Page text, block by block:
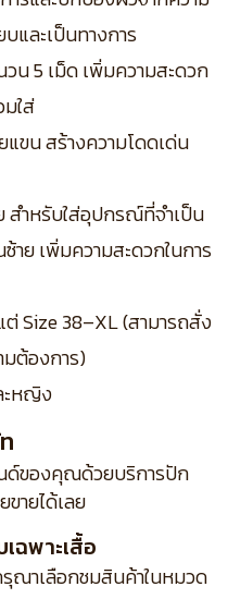
และเป็นทางการ
น 5 เม็ด เพิ่มความสะดวก
ใส่
ขน สร้างความโดดเด่น
สำหรับใส่อุปกรณ์ที่จำเป็น
ย เพิ่มความสะดวกในการ
Size 38–XL (สามารถสั่ง
ต้องการ)
ะหญิง
ด์ของคุณด้วยบริการปัก
ายได้เลย
ฉพาะเสื้อ
ณาเลือกชมสินค้าในหมวด